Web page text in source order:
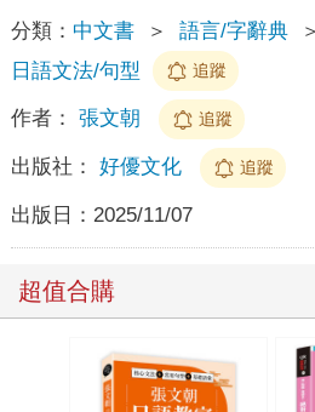
分類： 中文書 ＞ 語言/字辭典 ＞
日語文法/句型
追蹤
作者： 張文朝 追蹤
出版社： 好優文化 追蹤
出版日： 2025/11/07
超值合購